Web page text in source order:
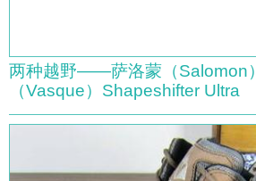
两种越野——萨洛蒙（Salomon
（Vasque）Shapeshifter Ultra